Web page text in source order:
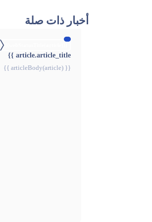
أخبار ذات صلة
article.article_title }}
{{ articleBody(article) }}